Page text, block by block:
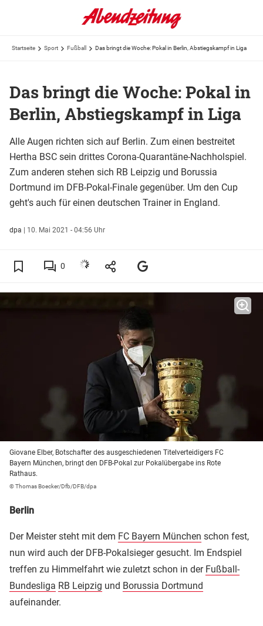
Startseite Sport Fußball Das bringt die Woche: Pokal in Berlin, Abstiegskampf in Liga
Das bringt die Woche: Pokal in
Berlin, Abstiegskampf in Liga
Alle Augen richten sich auf Berlin. Zum einen bestreitet
Hertha BSC sein drittes Corona-Quarantäne-Nachholspiel.
Zum anderen stehen sich RB Leipzig und Borussia
Dortmund im DFB-Pokal-Finale gegenüber. Um den Cup
geht's auch für einen deutschen Trainer in England.
dpa | 10. Mai 2021 - 04:56 Uhr
0
Giovane Elber, Botschafter des ausgeschiedenen Titelverteidigers FC
Bayern München, bringt den DFB-Pokal zur Pokalübergabe ins Rote
Rathaus.
© Thomas Boecker/Dfb/DFB/dpa
Berlin
Der Meister steht mit dem FC Bayern München schon fest,
nun wird auch der DFB-Pokalsieger gesucht. Im Endspiel
treffen zu Himmelfahrt wie zuletzt schon in der Fußball-
Bundesliga RB Leipzig und Borussia Dortmund
aufeinander.